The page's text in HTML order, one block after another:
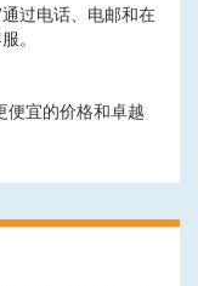
过电话、电邮和在
。
宜的价格和卓越